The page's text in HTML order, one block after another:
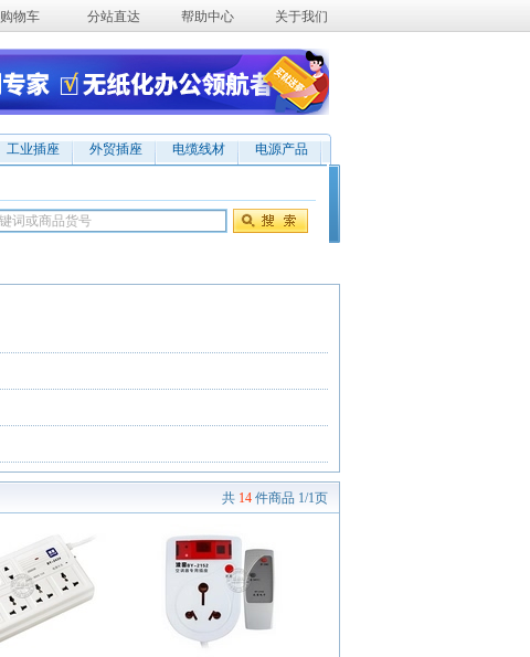
购物车
分站直达
机柜插座
商务中国
帮助中心 关于我们
工业插座 外贸插座 电缆线材 电源产品
共 14 件商品 1/1页